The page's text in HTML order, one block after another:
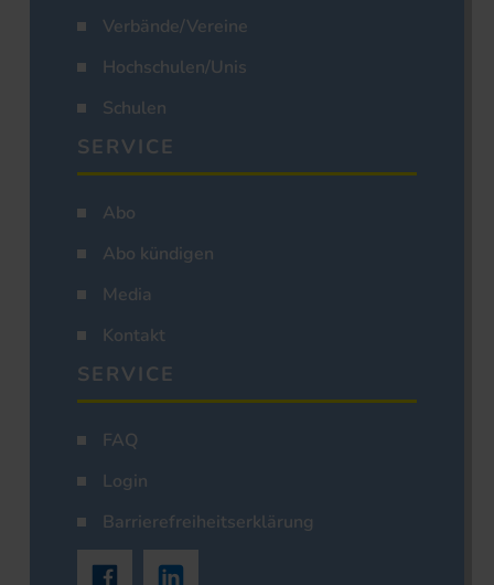
Verbände/Vereine
Hochschulen/Unis
Schulen
SERVICE
Abo
Abo kündigen
Media
Kontakt
SERVICE
FAQ
Login
Barrierefreiheitserklärung